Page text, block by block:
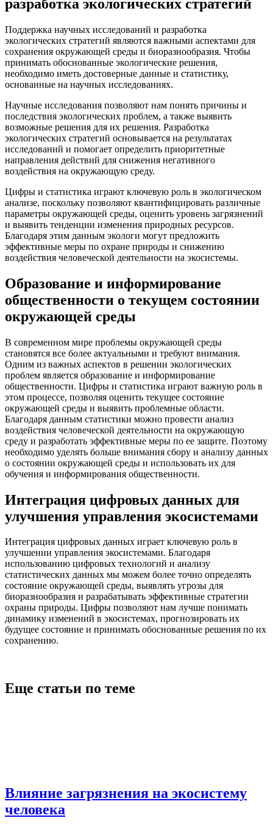
разработка экологических стратегий
Поддержка научных исследований и разработка
экологических стратегий являются важными аспектами для
сохранения окружающей среды и биоразнообразия. Чтобы
принимать обоснованные экологические решения,
необходимо иметь достоверные данные и статистику,
основанные на научных исследованиях.
Научные исследования позволяют нам понять причины и
последствия экологических проблем, а также выявить
возможные решения для их решения. Разработка
экологических стратегий основывается на результатах
исследований и помогает определить приоритетные
направления действий для снижения негативного
воздействия на окружающую среду.
Цифры и статистика играют ключевую роль в экологическом
анализе, поскольку позволяют квантифицировать различные
параметры окружающей среды, оценить уровень загрязнений
и выявить тенденции изменения природных ресурсов.
Благодаря этим данным экологи могут предложить
эффективные меры по охране природы и снижению
воздействия человеческой деятельности на экосистемы.
Образование и информирование
общественности о текущем состоянии
окружающей среды
В современном мире проблемы окружающей среды
становятся все более актуальными и требуют внимания.
Одним из важных аспектов в решении экологических
проблем является образование и информирование
общественности. Цифры и статистика играют важную роль в
этом процессе, позволяя оценить текущее состояние
окружающей среды и выявить проблемные области.
Благодаря данным статистики можно провести анализ
воздействия человеческой деятельности на окружающую
среду и разработать эффективные меры по ее защите. Поэтому
необходимо уделять больше внимания сбору и анализу данных
о состоянии окружающей среды и использовать их для
обучения и информирования общественности.
Интеграция цифровых данных для
улучшения управления экосистемами
Интеграция цифровых данных играет ключевую роль в
улучшении управления экосистемами. Благодаря
использованию цифровых технологий и анализу
статистических данных мы можем более точно определять
состояние окружающей среды, выявлять угрозы для
биоразнообразия и разрабатывать эффективные стратегии
охраны природы. Цифры позволяют нам лучше понимать
динамику изменений в экосистемах, прогнозировать их
будущее состояние и принимать обоснованные решения по их
сохранению.
Еще статьи по теме
Влияние загрязнения на экосистему
человека